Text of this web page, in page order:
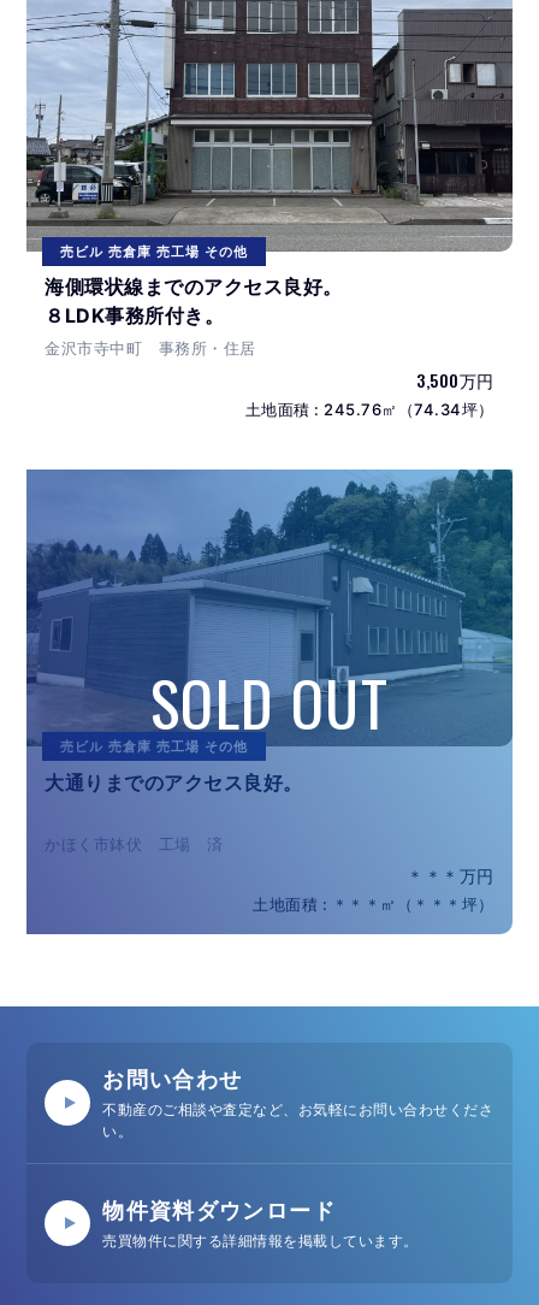
売ビル 売倉庫 売工場 その他
海側環状線までのアクセス良好。
８LDK事務所付き。
金沢市寺中町 事務所・住居
3,500万円
土地面積 : 245.76㎡（74.34坪）
売ビル 売倉庫 売工場 その他
大通りまでのアクセス良好。
かほく市鉢伏 工場 済
＊＊＊万円
土地面積 : ＊＊＊㎡（＊＊＊坪）
お問い合わせ
不動産のご相談や査定など、お気軽にお問い合わせくださ
い。
物件資料ダウンロード
売買物件に関する詳細情報を掲載しています。